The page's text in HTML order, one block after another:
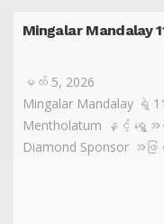
Mingalar Mandalay
မတ် 5, 2026
Mingalar Mandalay ရဲ့
Mentholatum နှင့် ရွှေအ
Diamond Sponsor